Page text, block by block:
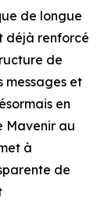
de longue
déjà renforcé
de
messages et
en
Mavenir au
à
de